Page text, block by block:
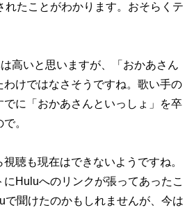
れたことがわかります。おそらくテ
高いと思いますが、「おかあさん
わけではなさそうですね。歌い手の
でに「おかあさんといっしょ」を卒
。
聴も現在はできないようですね。
Huluへのリンクが張ってあったこ
で聞けたのかもしれませんが、今は